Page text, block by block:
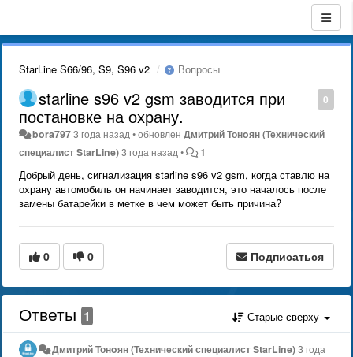
StarLine S66/96, S9, S96 v2 Вопросы
0
starline s96 v2 gsm заводится при
постановке на охрану.
bora7973 года назад•обновленДмитрий Тонoян (Технический
специалист StarLine)3 года назад• 1
Добрый день, сигнализация starline s96 v2 gsm, когда ставлю на
охрану автомобиль он начинает заводится, это началось после
замены батарейки в метке в чем может быть причина?
0 0 Подписаться
Ответы 1 Старые сверху
Дмитрий Тонoян (Технический специалист StarLine)3 года